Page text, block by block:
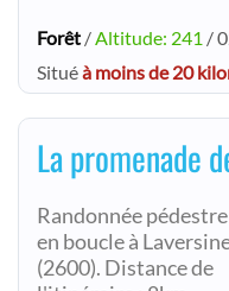
Forêt /Altitude: 241 /
Situéà moins de 20
La promenade
Randonnée pédestre
en boucle à
(2600). Distance de